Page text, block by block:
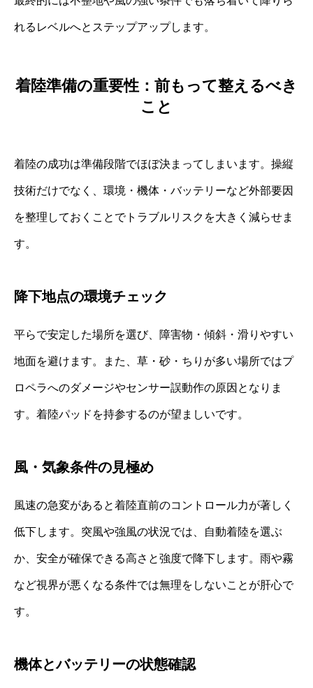
れるレベルへとステップアップします。
着陸準備の重要性：前もって整えるべき
こと
着陸の成功は準備段階でほぼ決まってしまいます。操縦
技術だけでなく、環境・機体・バッテリーなど外部要因
を整理しておくことでトラブルリスクを大きく減らせま
す。
降下地点の環境チェック
平らで安定した場所を選び、障害物・傾斜・滑りやすい
地面を避けます。また、草・砂・ちりが多い場所ではプ
ロペラへのダメージやセンサー誤動作の原因となりま
す。着陸パッドを持参するのが望ましいです。
風・気象条件の見極め
風速の急変があると着陸直前のコントロール力が著しく
低下します。突風や強風の状況では、自動着陸を選ぶ
か、安全が確保できる高さと強度で降下します。雨や霧
など視界が悪くなる条件では無理をしないことが肝心で
す。
機体とバッテリーの状態確認